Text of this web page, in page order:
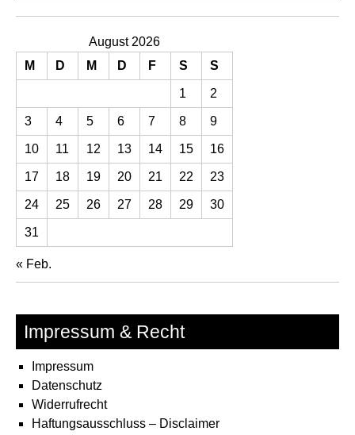
August 2026
M
D M D F S S
1 2
3 4 5 6 7 8 9
10 11 12 13 14 15 16
17 18 19 20 21 22 23
24 25 26 27 28 29 30
31
« Feb.
Impressum & Recht
Impressum
Datenschutz
Widerrufrecht
Haftungsausschluss – Disclaimer